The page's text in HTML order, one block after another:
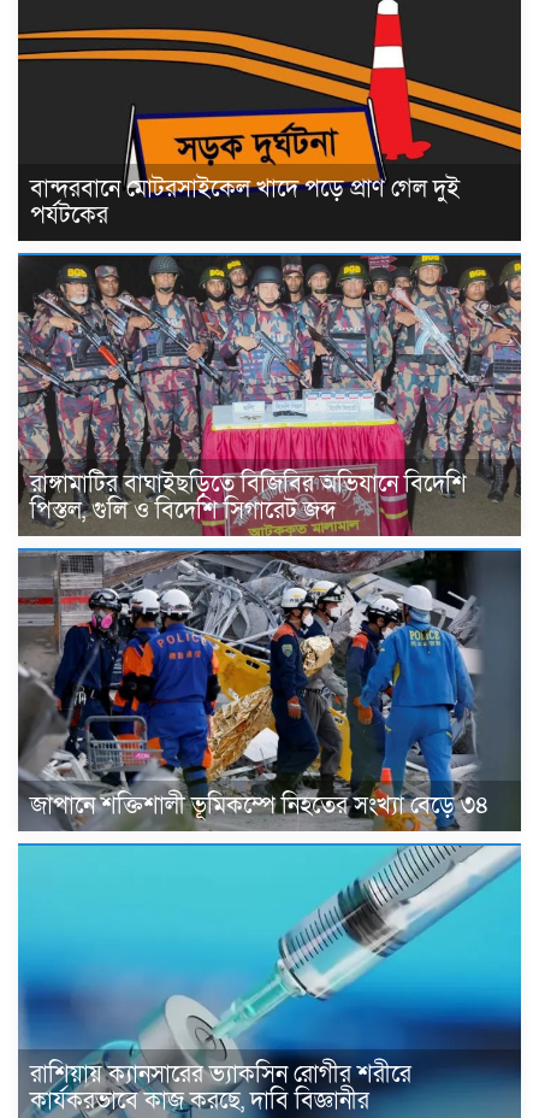
বান্দরবানে মোটরসাইকেল খাদে পড়ে প্রাণ গেল দুই
পর্যটকের
রাঙ্গামাটির বাঘাইছড়িতে বিজিবির অভিযানে বিদেশি
পিস্তল, গুলি ও বিদেশি সিগারেট জব্দ
জাপানে শক্তিশালী ভূমিকম্পে নিহতের সংখ্যা বেড়ে ৩৪
রাশিয়ায় ক্যানসারের ভ্যাকসিন রোগীর শরীরে
কার্যকরভাবে কাজ করছে, দাবি বিজ্ঞানীর